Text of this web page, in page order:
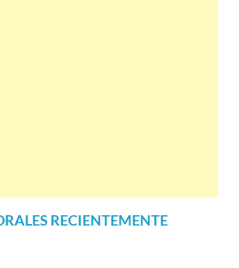
RECIENTEMENTE